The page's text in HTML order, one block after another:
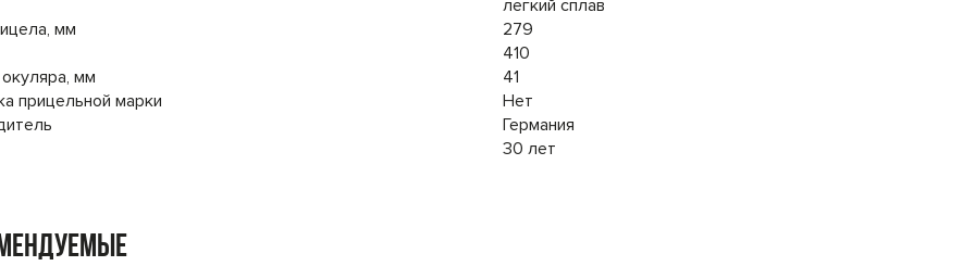
легкий сплав
мм
279
410
мм
41
прицельной марки
Нет
Германия
30 лет